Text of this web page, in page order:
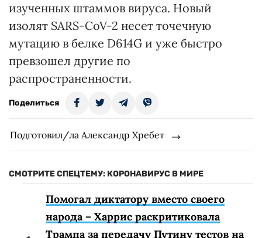
изученных штаммов вируса. Новый
изолят SARS-CoV-2 несет точечную
мутацию в белке D614G и уже быстро
превзошел другие по
распространенности.
Поделиться
Подготовил/ла Александр Хребет
СМОТРИТЕ СПЕЦТЕМУ: КОРОНАВИРУС В МИРЕ
Помогал диктатору вместо своего
народа – Харрис раскритиковала
Трампа за передачу Путину тестов на